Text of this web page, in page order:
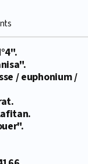
/ euphonium /